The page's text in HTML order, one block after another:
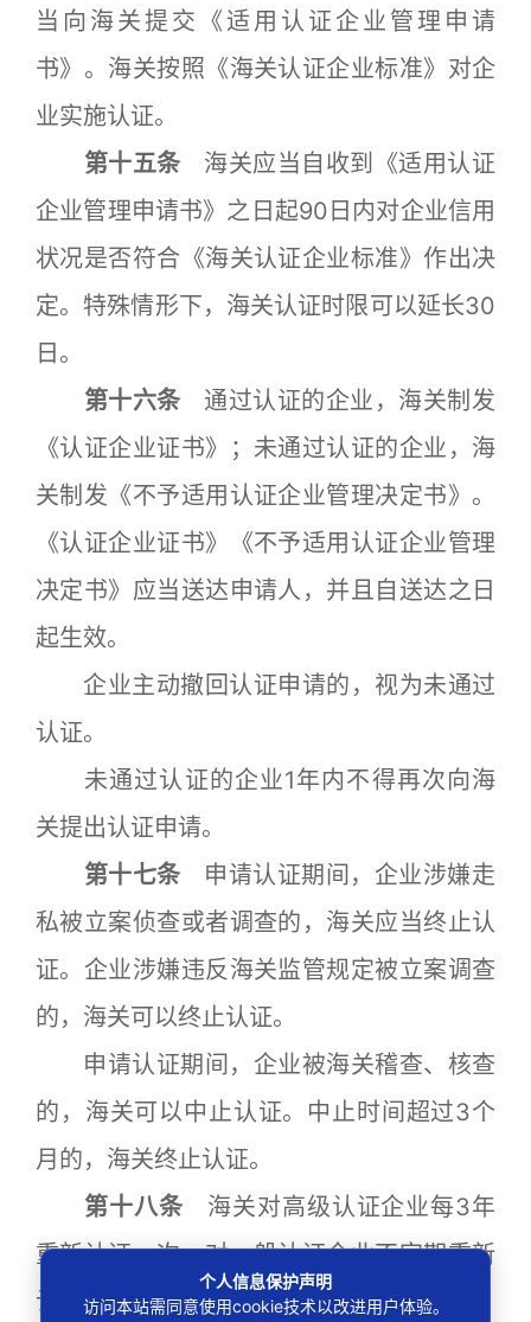
当向海关提交《适用认证企业管理申请
书》。海关按照《海关认证企业标准》对企
业实施认证。
第十五条 海关应当自收到《适用认证
企业管理申请书》之日起90日内对企业信用
状况是否符合《海关认证企业标准》作出决
定。特殊情形下，海关认证时限可以延长30
日。
第十六条 通过认证的企业，海关制发
《认证企业证书》；未通过认证的企业，海
关制发《不予适用认证企业管理决定书》。
《认证企业证书》《不予适用认证企业管理
决定书》应当送达申请人，并且自送达之日
起生效。
企业主动撤回认证申请的，视为未通过
认证。
未通过认证的企业1年内不得再次向海
关提出认证申请。
第十七条 申请认证期间，企业涉嫌走
私被立案侦查或者调查的，海关应当终止认
证。企业涉嫌违反海关监管规定被立案调查
的，海关可以终止认证。
申请认证期间，企业被海关稽查、核查
的，海关可以中止认证。中止时间超过3个
月的，海关终止认证。
第十八条 海关对高级认证企业每3年
重新认证一次，对一般认证企业不定期重新
认证。
个人信息保护声明
访问本站需同意使用cookie技术以改进用户体验。